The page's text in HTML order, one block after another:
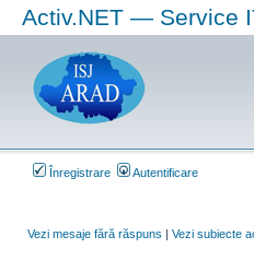
Activ.NET — Service
Înregistrare Autentificare
Vezi mesaje fără răspuns | Vezi subiecte